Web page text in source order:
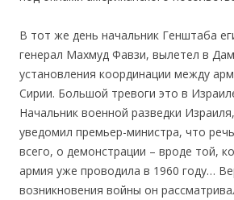
В тот же день начальник Генштаба
генерал Махмуд Фавзи, вылетел в
установления координации между
Сирии. Большой тревоги это в
Начальник военной разведки
уведомил премьер-министра, что
всего, о демонстрации – вроде той,
армия уже проводила в 1960 году…
возникновения войны он